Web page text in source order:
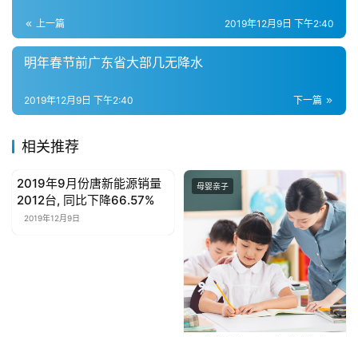
联
网
乐
艺
房
产
家
上一篇 2019年12月9日 下午2:40
明年春节前广东省大部几无降水
下一篇
2019年12月9日 下午2:40
相关推荐
母婴亲子
2019年9月份唐新能源销量
2012台, 同比下降66.57%
2019年12月9日
母婴亲子